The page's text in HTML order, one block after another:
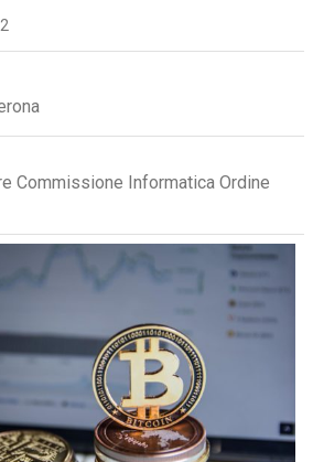
Commissione Informatica Ordine